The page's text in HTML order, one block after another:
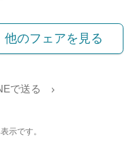
他のフェアを見る
で送る
示です。